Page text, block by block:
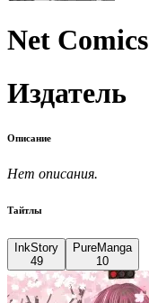
Net Comics
Издатель
Описание
Нет описания.
Тайтлы
InkStory
49
PureManga
10